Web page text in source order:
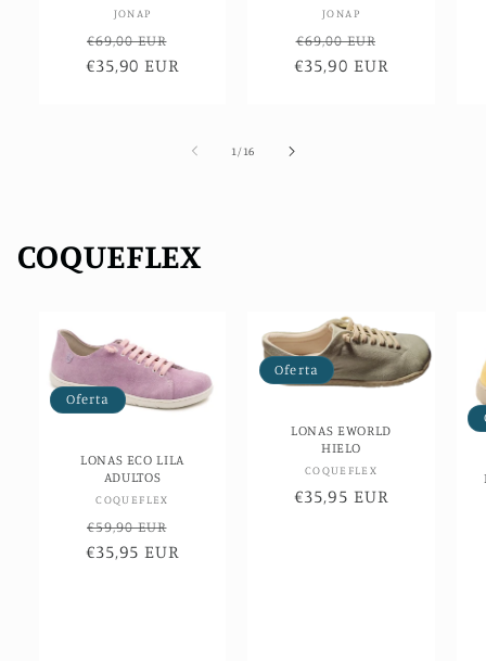
Proveedor:
JONAP
Precio
habitual
€69,00 EUR
de
€35,90 EUR
Proveedor:
JONAP
Precio
habitual
€69,00 EUR
de
€35,90 EUR
1 /de
16
COQUEFLEX
Oferta
LONAS ECO LILA
ADULTOS
Proveedor:
COQUEFLEX
Precio
habitual
€59,90 EUR
de
€35,95 EUR
Oferta
LONAS EWORLD
HIELO
Proveedor:
COQUEFLEX
Precio
€35,95 EUR